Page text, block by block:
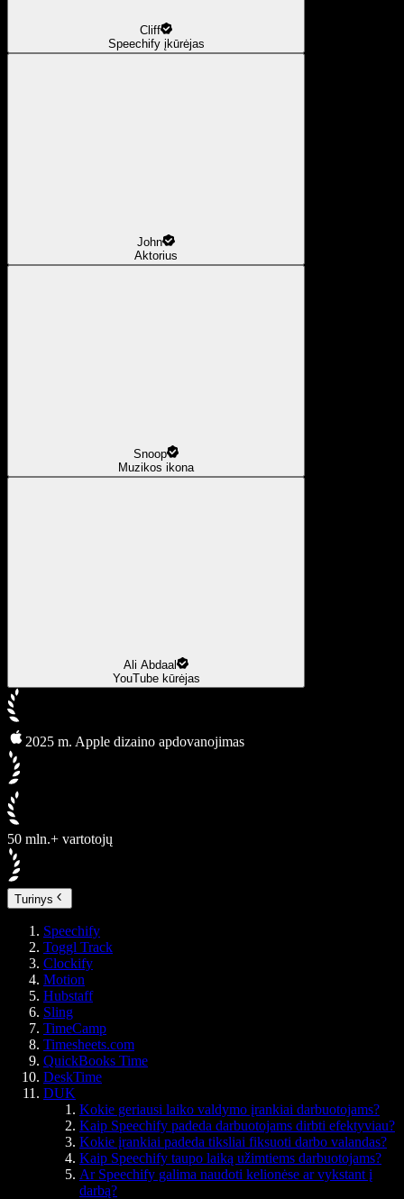
Cliff
Speechify įkūrėjas
John
Aktorius
Snoop
Muzikos ikona
Ali Abdaal
YouTube kūrėjas
2025 m. Apple dizaino apdovanojimas
50 mln.+ vartotojų
Turinys
Speechify
Toggl Track
Clockify
Motion
Hubstaff
Sling
TimeCamp
Timesheets.com
QuickBooks Time
DeskTime
DUK
Kokie geriausi laiko valdymo įrankiai darbuotojams?
Kaip Speechify padeda darbuotojams dirbti efektyviau?
Kokie įrankiai padeda tiksliai fiksuoti darbo valandas?
Kaip Speechify taupo laiką užimtiems darbuotojams?
Ar Speechify galima naudoti kelionėse ar vykstant į
darbą?